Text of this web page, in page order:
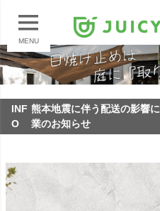
MENU
INF
O
熊本地震に伴う配送の影響
業のお知らせ